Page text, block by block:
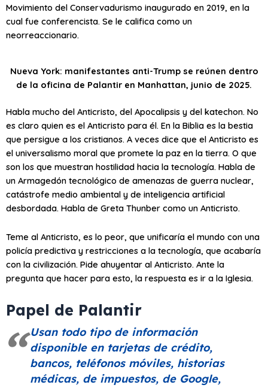
Movimiento del Conservadurismo inaugurado en 2019, en la
cual fue conferencista. Se le califica como un
neorreaccionario.
Nueva York: manifestantes anti-Trump se reúnen dentro
de la oficina de Palantir en Manhattan, junio de 2025.
Habla mucho del Anticristo, del Apocalipsis y del katechon. No
es claro quien es el Anticristo para él. En la Biblia es la bestia
que persigue a los cristianos. A veces dice que el Anticristo es
el universalismo moral que promete la paz en la tierra. O que
son los que muestran hostilidad hacia la tecnología. Habla de
un Armagedón tecnológico de amenazas de guerra nuclear,
catástrofe medio ambiental y de inteligencia artificial
desbordada. Habla de Greta Thunber como un Anticristo.
Teme al Anticristo, es lo peor, que unificaría el mundo con una
policía predictiva y restricciones a la tecnología, que acabaría
con la civilización. Pide ahuyentar al Anticristo. Ante la
pregunta que hacer para esto, la respuesta es ir a la Iglesia.
Papel de Palantir
Usan todo tipo de información
disponible en tarjetas de crédito,
bancos, teléfonos móviles, historias
médicas, de impuestos, de Google,